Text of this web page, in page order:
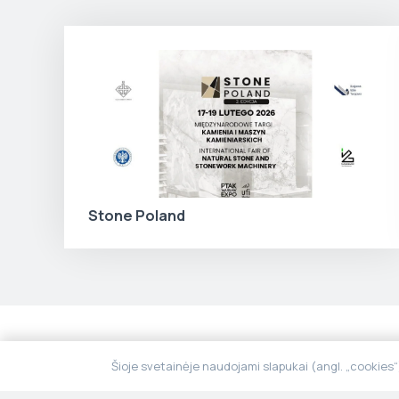
Stone Poland
Šioje svetainėje naudojami slapukai (angl.